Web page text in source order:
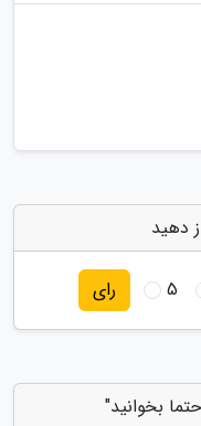
دهید
5 رای
بخوانید"